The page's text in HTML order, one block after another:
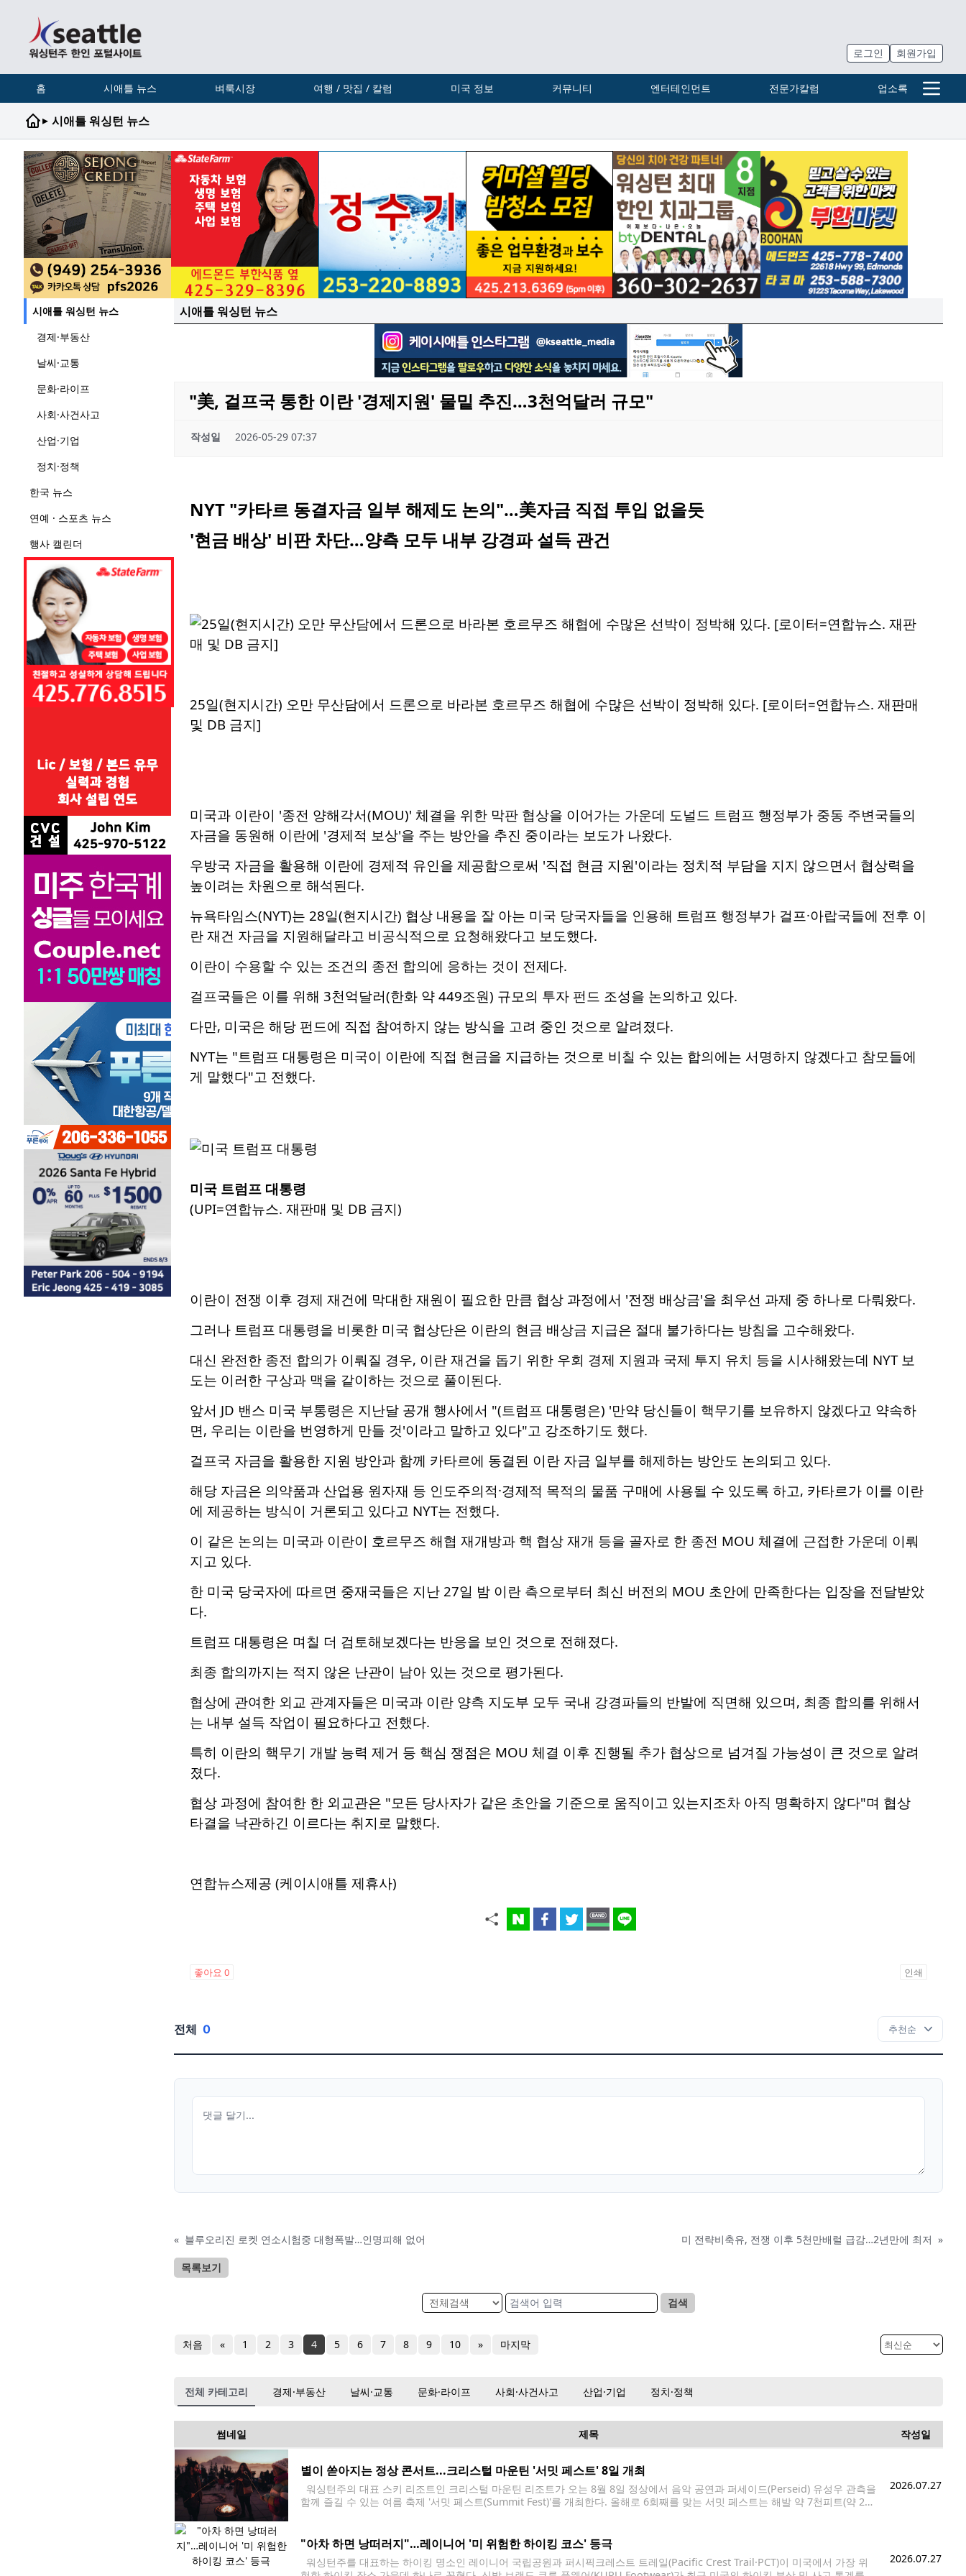
로그인 회원가입
홈 시애틀 뉴스 벼룩시장 여행 / 맛집 / 칼럼 미국 정보 커뮤니티 엔터테인먼트 전문가칼럼 업소록
▸ 시애틀 워싱턴 뉴스
시애틀 워싱턴 뉴스
경제·부동산
날씨·교통
문화·라이프
사회·사건사고
산업·기업
정치·정책
한국 뉴스
연예 · 스포츠 뉴스
행사 캘린더
시애틀 워싱턴 뉴스
"美, 걸프국 통한 이란 '경제지원' 물밑 추진…3천억달러 규모"
작성일 2026-05-29 07:37
NYT "카타르 동결자금 일부 해제도 논의"…美자금 직접 투입 없을듯
'현금 배상' 비판 차단…양측 모두 내부 강경파 설득 관건
25일(현지시간) 오만 무산담에서 드론으로 바라본 호르무즈 해협에 수많은 선박이 정박해 있다. [로이터=연합뉴스. 재판매
및 DB 금지]
미국과 이란이 '종전 양해각서(MOU)' 체결을 위한 막판 협상을 이어가는 가운데 도널드 트럼프 행정부가 중동 주변국들의
자금을 동원해 이란에 '경제적 보상'을 주는 방안을 추진 중이라는 보도가 나왔다.
우방국 자금을 활용해 이란에 경제적 유인을 제공함으로써 '직접 현금 지원'이라는 정치적 부담을 지지 않으면서 협상력을
높이려는 차원으로 해석된다.
뉴욕타임스(NYT)는 28일(현지시간) 협상 내용을 잘 아는 미국 당국자들을 인용해 트럼프 행정부가 걸프·아랍국들에 전후 이
란 재건 자금을 지원해달라고 비공식적으로 요청해왔다고 보도했다.
이란이 수용할 수 있는 조건의 종전 합의에 응하는 것이 전제다.
걸프국들은 이를 위해 3천억달러(한화 약 449조원) 규모의 투자 펀드 조성을 논의하고 있다.
다만, 미국은 해당 펀드에 직접 참여하지 않는 방식을 고려 중인 것으로 알려졌다.
NYT는 "트럼프 대통령은 미국이 이란에 직접 현금을 지급하는 것으로 비칠 수 있는 합의에는 서명하지 않겠다고 참모들에
게 말했다"고 전했다.
미국 트럼프 대통령
(UPI=연합뉴스. 재판매 및 DB 금지)
이란이 전쟁 이후 경제 재건에 막대한 재원이 필요한 만큼 협상 과정에서 '전쟁 배상금'을 최우선 과제 중 하나로 다뤄왔다.
그러나 트럼프 대통령을 비롯한 미국 협상단은 이란의 현금 배상금 지급은 절대 불가하다는 방침을 고수해왔다.
대신 완전한 종전 합의가 이뤄질 경우, 이란 재건을 돕기 위한 우회 경제 지원과 국제 투지 유치 등을 시사해왔는데 NYT 보
도는 이러한 구상과 맥을 같이하는 것으로 풀이된다.
앞서 JD 밴스 미국 부통령은 지난달 공개 행사에서 "(트럼프 대통령은) '만약 당신들이 핵무기를 보유하지 않겠다고 약속하
면, 우리는 이란을 번영하게 만들 것'이라고 말하고 있다"고 강조하기도 했다.
걸프국 자금을 활용한 지원 방안과 함께 카타르에 동결된 이란 자금 일부를 해제하는 방안도 논의되고 있다.
해당 자금은 의약품과 산업용 원자재 등 인도주의적·경제적 목적의 물품 구매에 사용될 수 있도록 하고, 카타르가 이를 이란
에 제공하는 방식이 거론되고 있다고 NYT는 전했다.
이 같은 논의는 미국과 이란이 호르무즈 해협 재개방과 핵 협상 재개 등을 골자로 한 종전 MOU 체결에 근접한 가운데 이뤄
지고 있다.
한 미국 당국자에 따르면 중재국들은 지난 27일 밤 이란 측으로부터 최신 버전의 MOU 초안에 만족한다는 입장을 전달받았
다.
트럼프 대통령은 며칠 더 검토해보겠다는 반응을 보인 것으로 전해졌다.
최종 합의까지는 적지 않은 난관이 남아 있는 것으로 평가된다.
협상에 관여한 외교 관계자들은 미국과 이란 양측 지도부 모두 국내 강경파들의 반발에 직면해 있으며, 최종 합의를 위해서
는 내부 설득 작업이 필요하다고 전했다.
특히 이란의 핵무기 개발 능력 제거 등 핵심 쟁점은 MOU 체결 이후 진행될 추가 협상으로 넘겨질 가능성이 큰 것으로 알려
졌다.
협상 과정에 참여한 한 외교관은 "모든 당사자가 같은 초안을 기준으로 움직이고 있는지조차 아직 명확하지 않다"며 협상
타결을 낙관하긴 이르다는 취지로 말했다.
연합뉴스제공 (케이시애틀 제휴사)
좋아요 0 인쇄
전체 0
« 블루오리진 로켓 연소시험중 대형폭발…인명피해 없어 미 전략비축유, 전쟁 이후 5천만배럴 급감…2년만에 최저 »
목록보기
검색
처음 « 1 2 3 4 5 6 7 8 9 10 » 마지막
전체 카테고리 경제·부동산 날씨·교통 문화·라이프 사회·사건사고 산업·기업 정치·정책
썸네일 제목 작성일
별이 쏟아지는 정상 콘서트...크리스털 마운틴 '서밋 페스트' 8일 개최
워싱턴주의 대표 스키 리조트인 크리스털 마운틴 리조트가 오는 8월 8일 정상에서 음악 공연과 퍼세이드(Perseid) 유성우 관측을
함께 즐길 수 있는 여름 축제 '서밋 페스트(Summit Fest)'를 개최한다. 올해로 6회째를 맞는 서밋 페스트는 해발 약 7천피트(약 2천
2026.07.27
"아차 하면 낭떠러지"…레이니어 '미 위험한 하이킹 코스' 등극
워싱턴주를 대표하는 하이킹 명소인 레이니어 국립공원과 퍼시픽크레스트 트레일(Pacific Crest Trail·PCT)이 미국에서 가장 위
2026.07.27